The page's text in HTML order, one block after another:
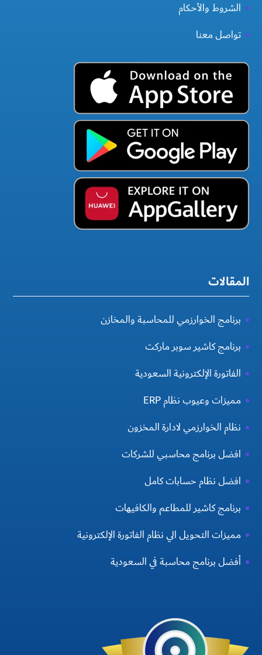
الشروط والأحكام
تواصل معنا
المقالات
برنامج الخوارزمي للمحاسبة والمخازن
برنامج كاشير سوبر ماركت
الفاتورة الإلكترونية السعودية
مميزات وعيوب نظام ERP
نظام الخوارزمي لادارة المخزون
افضل برنامج محاسبي للشركات
افضل نظام حسابات كامل
برنامج كاشير للمطاعم والكافيهات
مميزات التحويل الي نظام الفاتورة الإلكترونية
أفضل برنامج محاسبة في السعودية